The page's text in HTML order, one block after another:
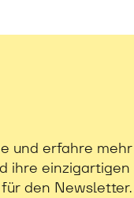
und erfahre mehr
ihre einzigartigen
den Newsletter.